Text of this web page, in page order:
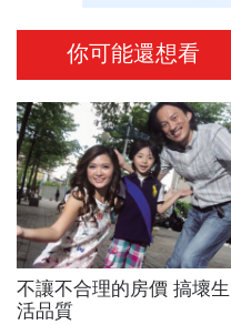
你可能還想看
不讓不合理的房價 搞壞生
活品質